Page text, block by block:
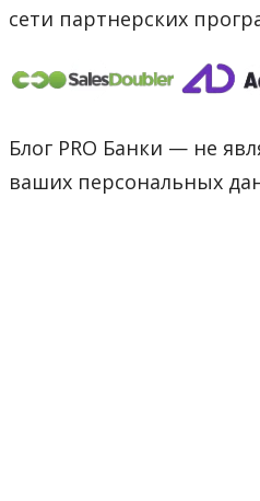
сети партнерских
Блог PRO Банки — не
ваших персональных